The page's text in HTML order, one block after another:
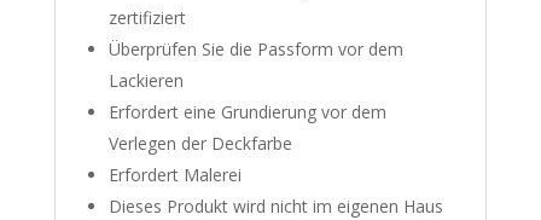
zertifiziert
Überprüfen Sie die Passform vor dem
Lackieren
Erfordert eine Grundierung vor dem
Verlegen der Deckfarbe
Erfordert Malerei
Dieses Produkt wird nicht im eigenen Haus